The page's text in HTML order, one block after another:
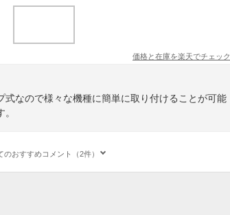
価格と在庫を楽天でチェック
式なので様々な機種に簡単に取り付けることが可能
のおすすめコメント（2件）